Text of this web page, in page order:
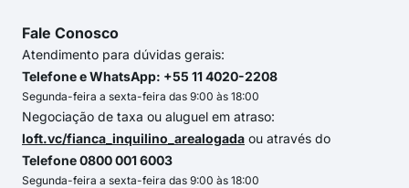
Fale Conosco
Atendimento para dúvidas gerais:
Telefone e WhatsApp: +55 11 4020-2208
Segunda-feira a sexta-feira das 9:00 às 18:00
Negociação de taxa ou aluguel em atraso:
loft.vc/fianca_inquilino_arealogada ou através do
Telefone 0800 001 6003
Segunda-feira a sexta-feira das 9:00 às 18:00